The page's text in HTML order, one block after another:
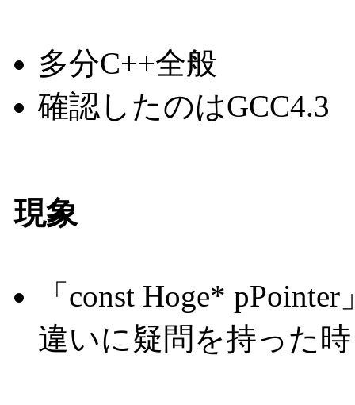
多分C++全般
確認したのはGCC4.3
現象
「const Hoge*
違いに疑問を持った時